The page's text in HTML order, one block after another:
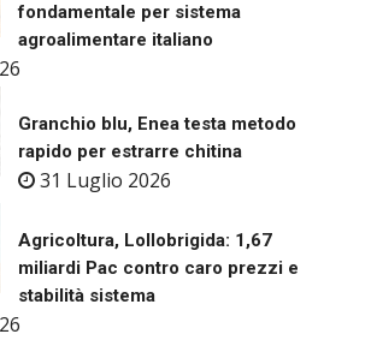
fondamentale per sistema
agroalimentare italiano
Granchio blu, Enea testa metodo
rapido per estrarre chitina
31 Luglio 2026
Agricoltura, Lollobrigida: 1,67
miliardi Pac contro caro prezzi e
stabilità sistema